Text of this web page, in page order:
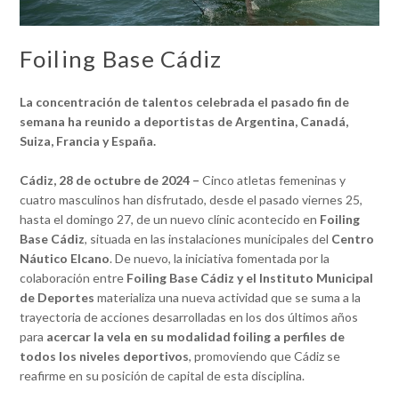
Foiling Base Cádiz
La concentración de talentos celebrada el pasado fin de
semana ha reunido a deportistas de Argentina, Canadá,
Suiza, Francia y España.
Cádiz, 28 de octubre de 2024 –Cinco atletas femeninas y
cuatro masculinos han disfrutado, desde el pasado viernes 25,
hasta el domingo 27, de un nuevo clínic acontecido en Foiling
Base Cádiz, situada en las instalaciones municipales del Centro
Náutico Elcano. De nuevo, la iniciativa fomentada por la
colaboración entre Foiling Base Cádiz y el Instituto Municipal
de Deportes materializa una nueva actividad que se suma a la
trayectoria de acciones desarrolladas en los dos últimos años
para acercar la vela en su modalidad foiling a perfiles de
todos los niveles deportivos, promoviendo que Cádiz se
reafirme en su posición de capital de esta disciplina.